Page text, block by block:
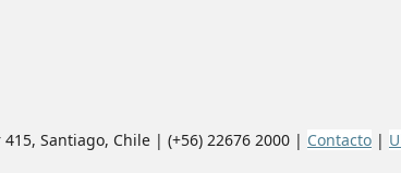
Santiago, Chile | (+56) 22676 2000 | Contacto |